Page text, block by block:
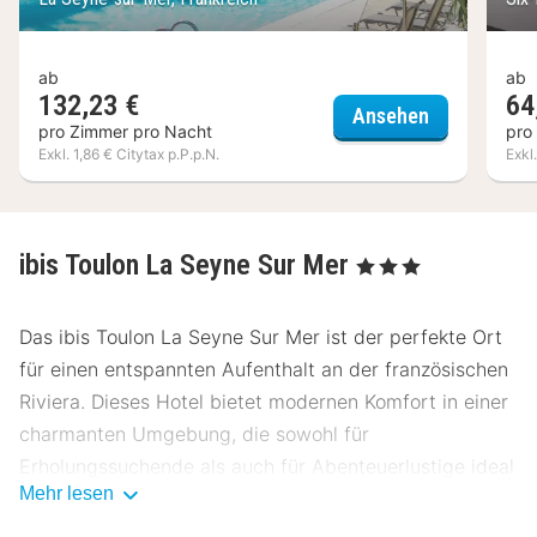
ab
132,23 €
pro Zimmer pro Nacht
Exkl. 1,86 € Citytax p.P.p.N.
Ansehen ibis Styles
ab
pro
ibis Toulon La Seyne Sur Mer , 3 Sterne
Das ibis Toulon La Seyne Sur Mer ist der perfekte Ort
für einen entspannten Aufenthalt an der französischen
Riviera. Dieses Hotel bietet modernen Komfort in einer
charmanten Umgebung, die sowohl für
Erholungssuchende als auch für Abenteuerlustige ideal
ist.
Mehr lesen